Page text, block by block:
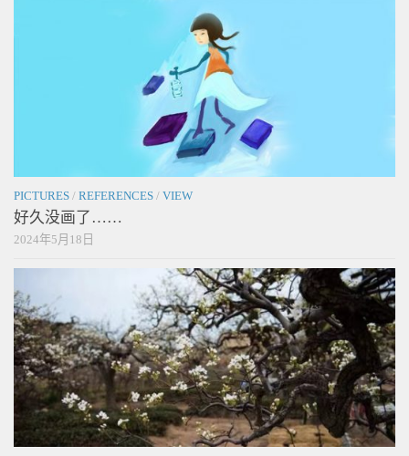
PICTURES / REFERENCES / VIEW
好久没画了……
2024年5月18日